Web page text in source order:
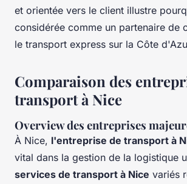
et orientée vers le client illustre
considérée comme un partenaire de
le transport express sur la Côte
Comparaison des
transport à Nice
Overview des entreprises
À Nice, l'entreprise de transport à
vital dans la gestion de la logistique
services de transport à Nice variés